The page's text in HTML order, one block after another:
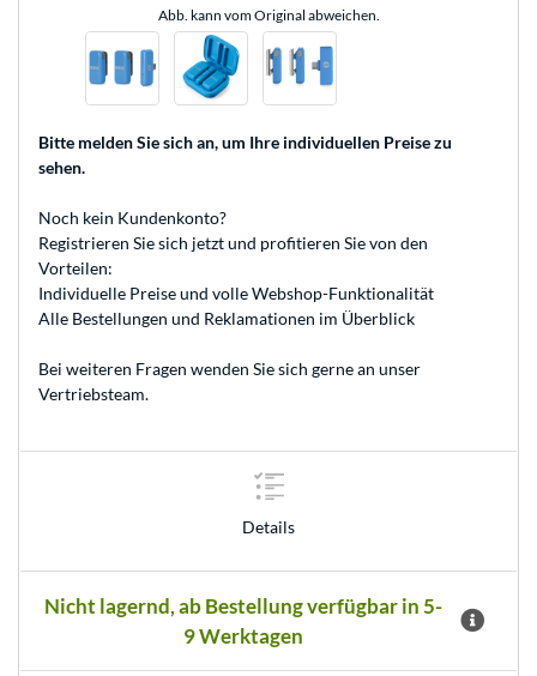
Abb. kann vom Original abweichen.
Bitte melden Sie sich an, um Ihre individuellen Preise zu
sehen.
Noch kein Kundenkonto?
Registrieren Sie sich jetzt und profitieren Sie von den
Vorteilen:
Individuelle Preise und volle Webshop-Funktionalität
Alle Bestellungen und Reklamationen im Überblick
Bei weiteren Fragen wenden Sie sich gerne an unser
Vertriebsteam.
Details
Nicht lagernd, ab Bestellung verfügbar in 5-
9 Werktagen